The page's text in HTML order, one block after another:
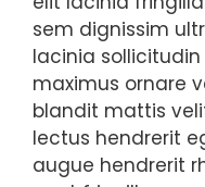
sem dignissim
lacinia
maximus ornare
blandit mattis
lectus hendrerit
augue hendrerit